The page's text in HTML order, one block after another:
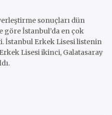
sonuçları dün
göre İstanbul’da en çok
İstanbul Erkek Lisesi listenin
Lisesi ikinci, Galatasaray